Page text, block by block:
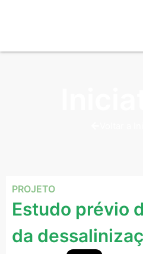
PROJETO
Estudo prévio
da